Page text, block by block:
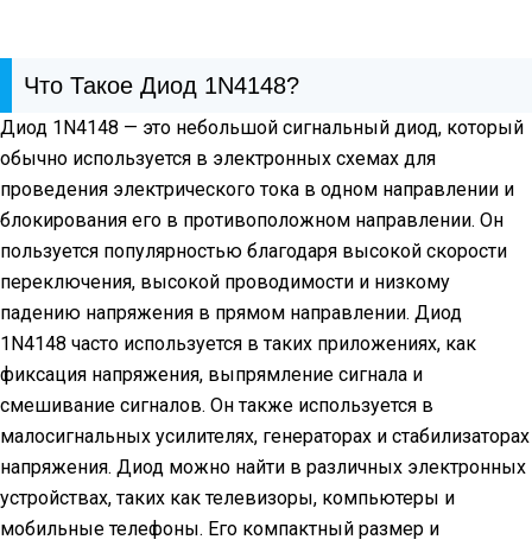
Что Такое Диод 1N4148?
Диод 1N4148 — это небольшой сигнальный диод, который
обычно используется в электронных схемах для
проведения электрического тока в одном направлении и
блокирования его в противоположном направлении. Он
пользуется популярностью благодаря высокой скорости
переключения, высокой проводимости и низкому
падению напряжения в прямом направлении. Диод
1N4148 часто используется в таких приложениях, как
фиксация напряжения, выпрямление сигнала и
смешивание сигналов. Он также используется в
малосигнальных усилителях, генераторах и стабилизаторах
напряжения. Диод можно найти в различных электронных
устройствах, таких как телевизоры, компьютеры и
мобильные телефоны. Его компактный размер и